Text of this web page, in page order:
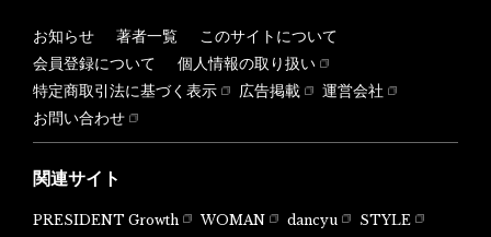
お知らせ 著者一覧
このサイトについて
会員登録について
個人情報の取り扱い
特定商取引法に基づく表示
広告掲載
運営会社
お問い合わせ
関連サイト
PRESIDENT Growth WOMAN dancyu
STYLE